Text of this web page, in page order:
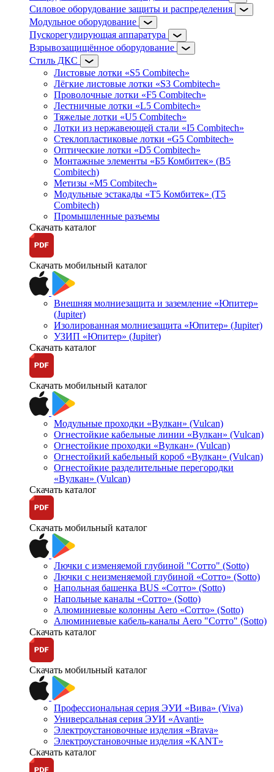
Силовое оборудование защиты и распределения
Модульное оборудование
Пускорегулирующая аппаратура
Взрывозащищённое оборудование
Стиль ДКС
Листовые лотки «S5 Combitech»
Лёгкие листовые лотки «S3 Combitech»
Проволочные лотки «F5 Combitech»
Лестничные лотки «L5 Combitech»
Тяжелые лотки «U5 Combitech»
Лотки из нержавеющей стали «I5 Combitech»
Стеклопластиковые лотки «G5 Combitech»
Оптические лотки «D5 Combitech»
Монтажные элементы «Б5 Комбитек» (B5
Combitech)
Метизы «M5 Combitech»
Модульные эстакады «Т5 Комбитек» (T5
Combitech)
Промышленные разъемы
Скачать каталог
Скачать мобильный каталог
Внешняя молниезащита и заземление «Юпитер»
(Jupiter)
Изолированная молниезащита «Юпитер» (Jupiter)
УЗИП «Юпитер» (Jupiter)
Скачать каталог
Скачать мобильный каталог
Модульные проходки «Вулкан» (Vulcan)
Огнестойкие кабельные линии «Вулкан» (Vulcan)
Огнестойкие проходки «Вулкан» (Vulcan)
Огнестойкий кабельный короб «Вулкан» (Vulcan)
Огнестойкие разделительные перегородки
«Вулкан» (Vulcan)
Скачать каталог
Скачать мобильный каталог
Лючки с изменяемой глубиной "Сотто" (Sotto)
Лючки с неизменяемой глубиной «Сотто» (Sotto)
Напольная башенка BUS «Сотто» (Sotto)
Напольные каналы «Сотто» (Sotto)
Алюминиевые колонны Aero «Сотто» (Sotto)
Алюминиевые кабель-каналы Aero "Сотто" (Sotto)
Скачать каталог
Скачать мобильный каталог
Профессиональная серия ЭУИ «Вива» (Viva)
Универсальная серия ЭУИ «Avanti»
Электроустановочные изделия «Brava»
Электроустановочные изделия «KANT»
Скачать каталог